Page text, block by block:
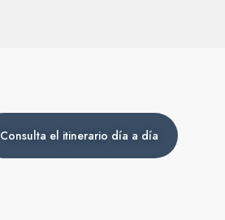
Consulta el itinerario día a día